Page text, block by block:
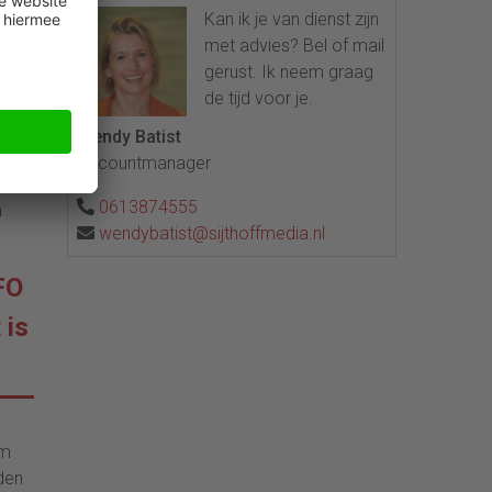
is
Kan ik je van dienst zijn
met advies? Bel of mail
gerust. Ik neem graag
de tijd voor je.
Wendy Batist
Accountmanager
0613874555
wendybatist@sijthoffmedia.nl